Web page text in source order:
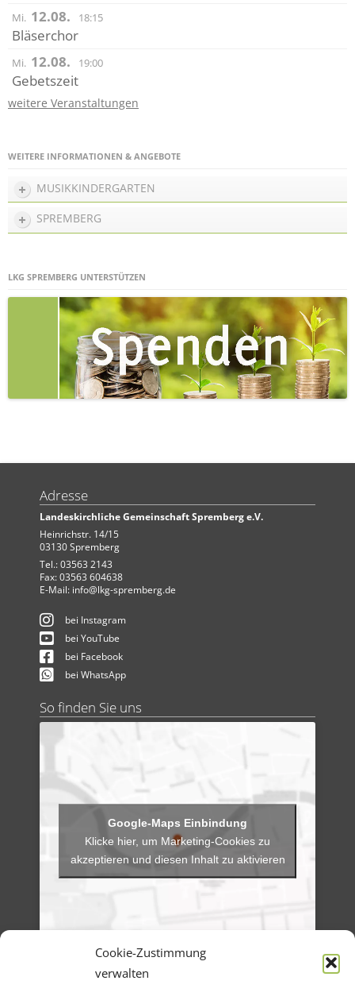
Cookie-Zustimmung
verwalten
Mi. 12.08. 18:15
Bläserchor
Mi. 12.08. 19:00
Gebetszeit
weitere Veranstaltungen
WEITERE INFORMATIONEN & ANGEBOTE
MUSIKKINDERGARTEN
SPREMBERG
LKG SPREMBERG UNTERSTÜTZEN
Adresse
Landeskirchliche Gemeinschaft Spremberg e.V.
Heinrichstr. 14/15
03130 Spremberg
Tel.: 03563 2143
Fax: 03563 604638
E-Mail: info@lkg-spremberg.de
bei Instagram
bei YouTube
bei Facebook
bei WhatsApp
So finden Sie uns
Klicke hier, um Marketing-Cookies zu
akzeptieren und diesen Inhalt zu aktivieren